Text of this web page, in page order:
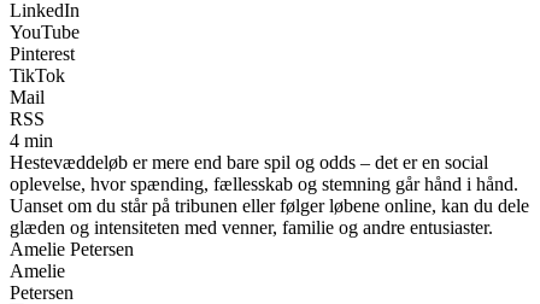
LinkedIn
YouTube
Pinterest
TikTok
Mail
RSS
4 min
Hestevæddeløb er mere end bare spil og odds – det er en social
oplevelse, hvor spænding, fællesskab og stemning går hånd i hånd.
Uanset om du står på tribunen eller følger løbene online, kan du dele
glæden og intensiteten med venner, familie og andre entusiaster.
Amelie Petersen
Amelie
Petersen